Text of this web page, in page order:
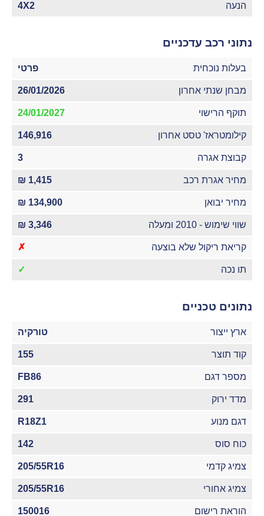
הנעה 4X2
נתוני רכב עדכניים
בעלות נוכחית פרטי
מבחן שנתי אחרון 26/01/2026
תוקף הרישוי 24/01/2027
קילומטראז' טסט אחרון 146,916
קבוצת אגרה 3
מחיר אגרת רכב 1,415 ₪
מחיר יבואן 134,900 ₪
שווי שימוש - 2010 ומעלה 3,346 ₪
קריאת ריקול שלא בוצעה ✗
תו נכה ✓
נתונים טכניים
ארץ ייצור טורקיה
קוד תוצר 155
מספר דגם FB86
מדד ירוק 291
דגם מנוע R18Z1
כוח סוס 142
צמיג קדמי 205/55R16
צמיג אחורי 205/55R16
הוראת רישום 150016